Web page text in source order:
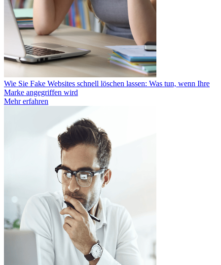
Wie Sie Fake Websites schnell löschen lassen: Was tun, wenn Ihre
Marke angegriffen wird
Mehr erfahren